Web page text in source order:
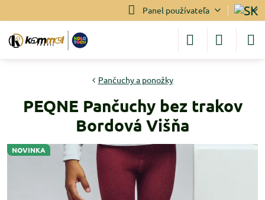
Panel používateľa
NOVINKA
Pančuchy a ponožky
PEQNE Pančuchy bez trakov
Bordová Višňa